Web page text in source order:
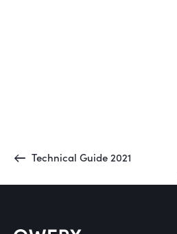
Technical Guide 2021